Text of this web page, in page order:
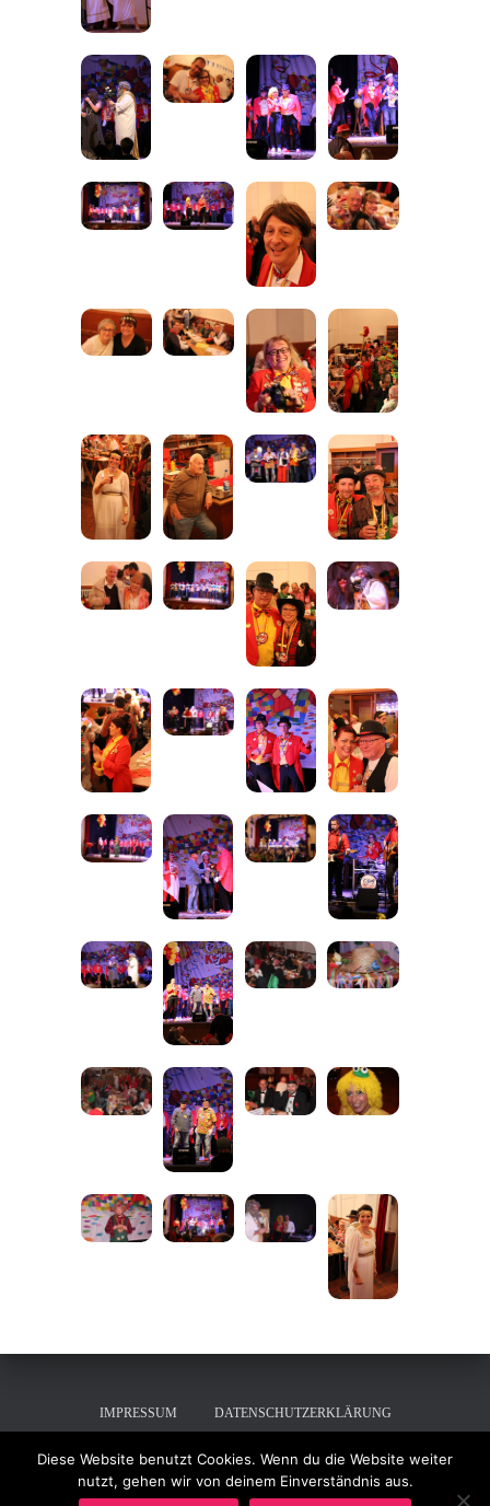
IMPRESSUM DATENSCHUTZERKLÄRUNG
AUFNAHMEANTRAG
Diese Website benutzt Cookies. Wenn du die Website weiter
nutzt, gehen wir von deinem Einverständnis aus.